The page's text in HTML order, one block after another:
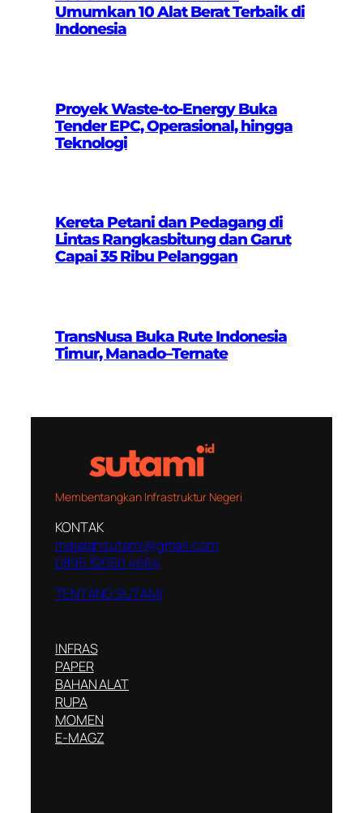
Umumkan 10 Alat Berat Terbaik di
Indonesia
Proyek Waste-to-Energy Buka
Tender EPC, Operasional, hingga
Teknologi
Kereta Petani dan Pedagang di
Lintas Rangkasbitung dan Garut
Capai 35 Ribu Pelanggan
TransNusa Buka Rute Indonesia
Timur, Manado–Ternate
Membentangkan Infrastruktur Negeri
KONTAK
majalahsutami@gmail.com
0895 32050 4664
TENTANG SUTAMI
INFRAS
PAPER
BAHAN ALAT
RUPA
MOMEN
E-MAGZ